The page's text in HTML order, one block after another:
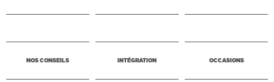
NOS CONSEILS INTÉGRATION OCCASIONS